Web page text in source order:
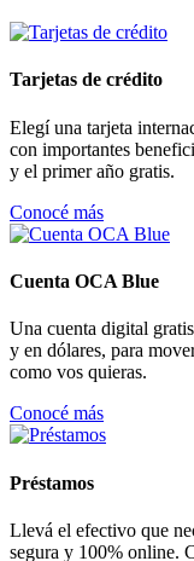
Tarjetas de crédito
Elegí una tarjeta
con importantes
y el primer año gratis.
Conocé más
Cuenta OCA Blue
Una cuenta digital
y en dólares, para
como vos quieras.
Conocé más
Préstamos
Llevá el efectivo que
segura y 100% online.